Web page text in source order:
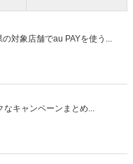
の対象店舗でau PAYを使う...
なキャンペーンまとめ...